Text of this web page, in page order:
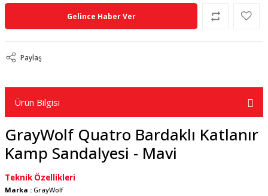
Gelince Haber Ver
Paylaş
Ürün Bilgisi
GrayWolf Quatro Bardaklı Katlanır
Kamp Sandalyesi - Mavi
Teknik Özellikleri
Marka : GrayWolf